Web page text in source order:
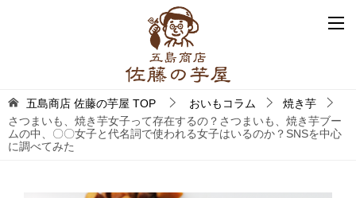
五島商店 佐藤の芋屋 TOP おいもコラム
焼き芋
さつまいも、焼き芋女子って存在するの？さつまいも、焼き芋ブー
ムの中、〇〇女子と代名詞で使われる女子はいるのか？SNSを中心
に調べてみた